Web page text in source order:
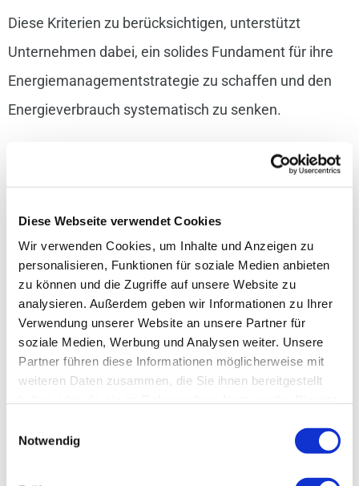
Diese Webseite verwendet Cookies
Wir verwenden Cookies, um Inhalte und Anzeigen zu
personalisieren, Funktionen für soziale Medien anbieten
zu können und die Zugriffe auf unsere Website zu
analysieren. Außerdem geben wir Informationen zu Ihrer
Verwendung unserer Website an unsere Partner für
soziale Medien, Werbung und Analysen weiter. Unsere
Partner führen diese Informationen möglicherweise mit
weiteren Daten zusammen, die Sie ihnen bereitgestellt
der Datenschutzerklärung widerrufen.
Notwendig
Diese Kriterien zu berücksichtigen, unterstützt
Unternehmen dabei, ein solides Fundament für ihre
Energiemanagementstrategie zu schaffen und den
Energieverbrauch systematisch zu senken.
wenn es um denEnergieverbrauchgeht. Daher ist es
wichtig,branchenspezifische Energiekennzahlen
verstehen und zu nutzen, um einen aussagekräftigen
Vergleich und eine zielgerichtete Bewertung der
Energieeffizienz vornehmen zu können. Solche
Kennzahlen berücksichtigen die speziellen Prozesse
und Anforderungen eines Industriezweiges und